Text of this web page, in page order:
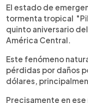
El estado de
tormenta tropical
quinto aniversario
América Central.
Este fenómeno
pérdidas por daños
dólares,
Precisamente en